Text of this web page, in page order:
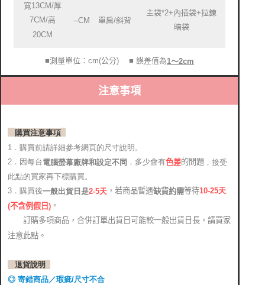
寬13CM/厚
7CM/高
20CM
--CM 單肩/斜背
主袋*2+內插袋+拉鍊
暗袋
■測量單位：cm(公分) ■ 誤差值為1～2cm
注意事項
購買注意事項
1．購買前請詳細參考網頁的尺寸說明。
2．因每台電腦螢幕廠牌和設定不同 ，多少會有色差的問題 ，接受
此點的買家再下標購買。
3．購買後一般出貨日是2-5天 ，若商品暫遇缺貨約需等待10-25天
(不含例假日) 。
訂購多項商品，合併訂單出貨日可能較一般出貨日長，請買家
注意此點。
退貨說明
◎ 寄錯商品／瑕疵/尺寸不合